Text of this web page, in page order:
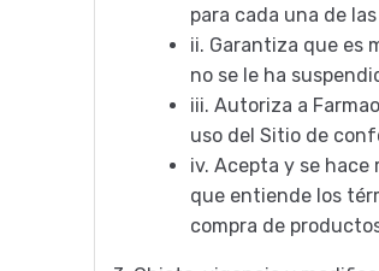
para cada una de
ii. Garantiza que es
no se le ha
iii. Autoriza a
uso del Sitio de
iv. Acepta y se hace
que entiende los
compra de